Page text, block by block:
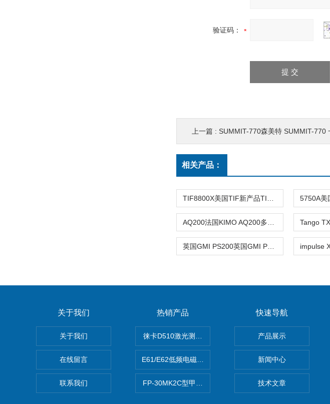
验证码：
上一篇 : SUMMIT-770森美特 SUMMIT-770 一氧
相关产品：
关于我们
关于我们
在线留言
联系我们
热销产品
徕卡D510激光测距仪
E61/E62低频电磁场强度分析仪
FP-30MK2C型甲醛检测仪
快速导航
产品展示
新闻中心
技术文章